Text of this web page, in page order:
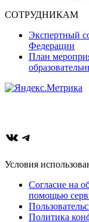
СОТРУДНИКАМ
Экспертный
Федерации
План
ВКонтакте
Telegram
Условия
Согласие на
помощью
Политика